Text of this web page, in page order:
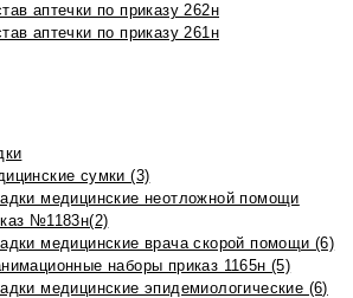
аптечки по приказу 262н
аптечки по приказу 261н
сумки (3)
медицинские неотложной помощи
№1183н(2)
медицинские врача скорой помощи (6)
наборы приказ 1165н (5)
медицинские эпидемиологические (6)